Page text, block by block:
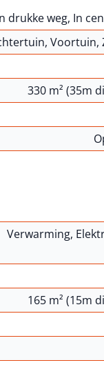
drukke weg, In
Voortuin,
330 m² (35m
Verwarming,
165 m² (15m